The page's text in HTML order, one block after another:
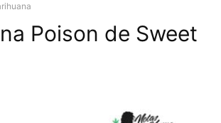
Poison de Sweet